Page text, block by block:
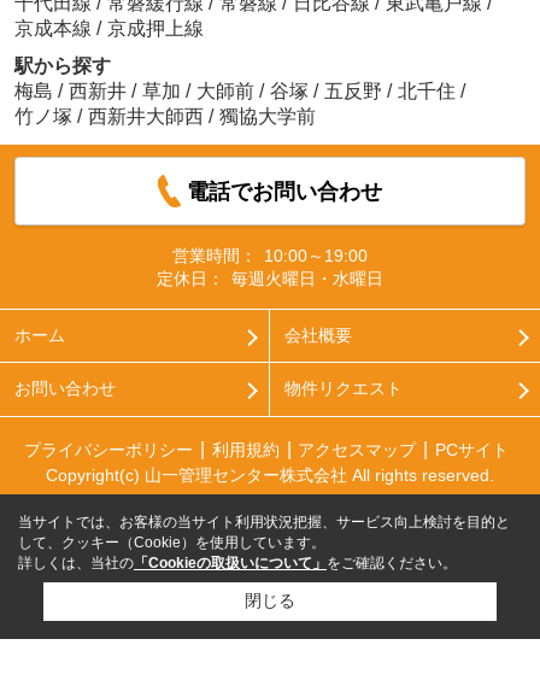
京成本線 / 京成押上線
駅から探す
梅島 / 西新井 / 草加 / 大師前 / 谷塚 / 五反野 / 北千住 /
竹ノ塚 / 西新井大師西 / 獨協大学前
電話でお問い合わせ
営業時間：
10:00～19:00
定休日：
毎週火曜日・水曜日
ホーム 会社概要
お問い合わせ 物件リクエスト
プライバシーポリシー 利用規約 アクセスマップ
PCサイト
Copyright(c) 山一管理センター株式会社 All rights reserved.
当サイトでは、お客様の当サイト利用状況把握、サービス向上検討を目的と
して、クッキー（Cookie）を使用しています。
詳しくは、当社の 「Cookieの取扱いについて」 をご確認ください。
閉じる